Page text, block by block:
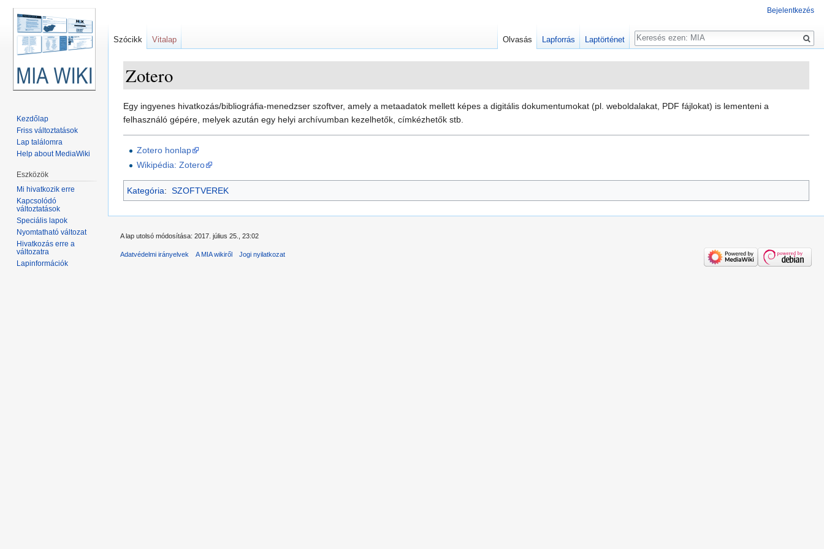
Zotero
Egy ingyenes hivatkozás/bibliográfia-menedzser szoftver, amely a metaadatok mellett képes a digitális dokumentumokat (pl. weboldalakat, PDF fájlokat) is lementeni a
felhasználó gépére, melyek azután egy helyi archívumban kezelhetők, címkézhetők stb.
Zotero honlap
Wikipédia: Zotero
Kategória: SZOFTVEREK
Bejelentkezés
Szócikk Vitalap Olvasás Lapforrás Laptörténet
Keresés
Kezdőlap
Friss változtatások
Lap találomra
Help about MediaWiki
Eszközök
Mi hivatkozik erre
Kapcsolódó
változtatások
Speciális lapok
Nyomtatható változat
Hivatkozás erre a
változatra
Lapinformációk
A lap utolsó módosítása: 2017. július 25., 23:02
Adatvédelmi irányelvek A MIA wikiről Jogi nyilatkozat